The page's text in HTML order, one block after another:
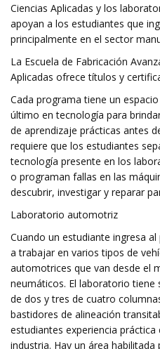
Ciencias Aplicadas y los
apoyan a los estudiantes que
principalmente en el sector
La Escuela de Fabricación
Aplicadas ofrece títulos y
Cada programa tiene un
último en tecnología para
de aprendizaje prácticas antes
requiere que los estudiantes
tecnología presente en los
o programan fallas en las
descubrir, investigar y reparar
Laboratorio automotriz
Cuando un estudiante ingresa
a trabajar en varios tipos de
automotrices que van desde el
neumáticos. El laboratorio tiene
de dos y tres de cuatro
bastidores de alineación
estudiantes experiencia
industria. Hay un área